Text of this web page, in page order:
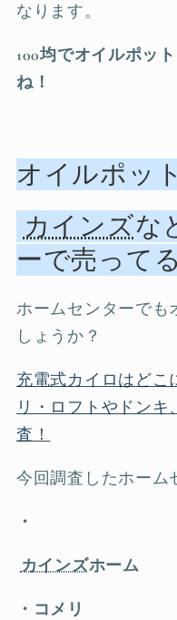
なります。
100均でオイルポッ
ね！
オイルポッ
カインズな
ーで売って
ホームセンターでも
しょうか？
充電式カイロはどこ
リ・ロフトやドン
査！
今回調査したホーム
・
カインズホーム
・コメリ